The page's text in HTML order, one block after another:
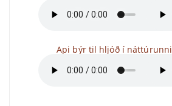
Api býr til hljóð í náttúrunni